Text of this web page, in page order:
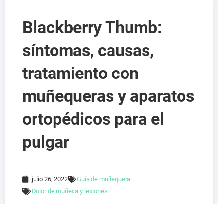
Blackberry Thumb:
síntomas, causas,
tratamiento con
muñequeras y aparatos
ortopédicos para el
pulgar
julio 26, 2022
Guía de muñequera
Dolor de muñeca y lesiones